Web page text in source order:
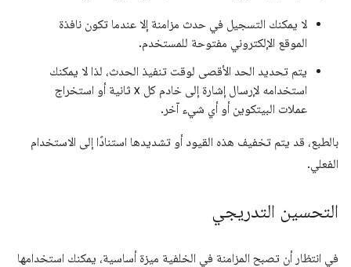
لا يمكنك التسجيل في حدث مزامنة إلا عندما تكون نافذة
الموقع الإلكتروني مفتوحة للمستخدم.
يتم تحديد الحد الأقصى لوقت تنفيذ الحدث، لذا لا يمكنك
استخدامه لإرسال إشارة إلى خادم كل x ثانية أو استخراج
عملات البيتكوين أو أي شيء آخر.
بالطبع، قد يتم تخفيف هذه القيود أو تشديدها استنادًا إلى الاستخدام
الفعلي.
التحسين التدريجي
في انتظار أن تصبح المزامنة في الخلفية ميزة أساسية، يمكنك استخدامها